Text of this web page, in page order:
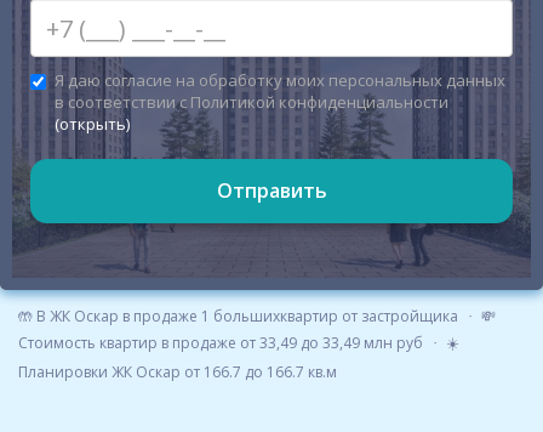
🤲 В ЖК Оскар в продаже 1 большихквартир от застройщика
💸
Стоимость квартир в продаже от 33,49 до 33,49 млн руб
☀️
Планировки ЖК Оскар от 166.7 до 166.7 кв.м
Я даю согласие на обработку моих персональных данных
в соответствии с Политикой конфиденциальности
(открыть)
Отправить